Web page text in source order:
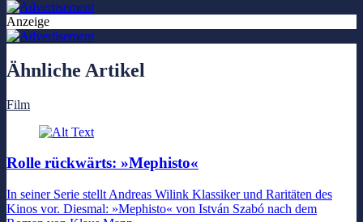
Anzeige
Ähnliche Artikel
Film
Rolle rückwärts: »Mephisto«
In seiner Serie stellt Andreas Wilink Klassiker und Raritäten des
Kinos vor. Diesmal: »Mephisto« von István Szabó nach dem